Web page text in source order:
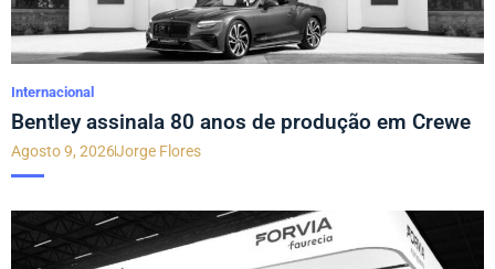
Internacional
Bentley assinala 80 anos de produção em Crewe
Agosto 9, 2026Jorge Flores